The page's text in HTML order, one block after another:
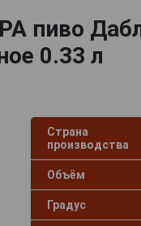
пиво
0.33 л
Страна
производства
Объём
Градус